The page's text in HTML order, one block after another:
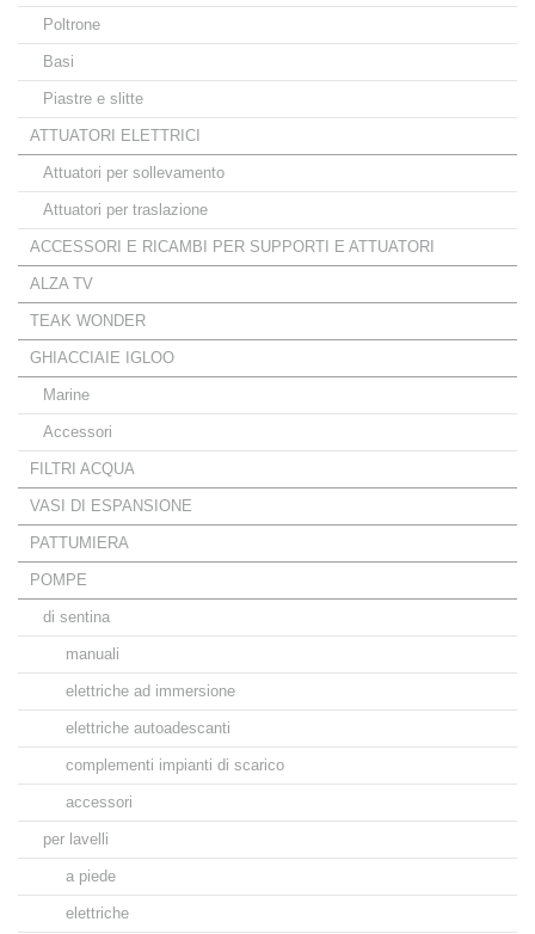
Poltrone
Basi
Piastre e slitte
ATTUATORI ELETTRICI
Attuatori per sollevamento
Attuatori per traslazione
ACCESSORI E RICAMBI PER SUPPORTI E ATTUATORI
ALZA TV
TEAK WONDER
GHIACCIAIE IGLOO
Marine
Accessori
FILTRI ACQUA
VASI DI ESPANSIONE
PATTUMIERA
POMPE
di sentina
manuali
elettriche ad immersione
elettriche autoadescanti
complementi impianti di scarico
accessori
per lavelli
a piede
elettriche